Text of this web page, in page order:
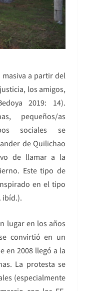
masiva a partir del
los amigos,
2019: 14).
pequeños/as
sociales se
de Quilichao
de llamar a la
Este tipo de
en el tipo
ibíd.).
lugar en los años
convirtió en un
en 2008 llegó a la
La protesta se
(especialmente